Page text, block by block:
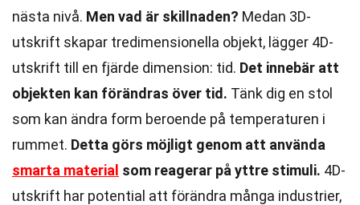
nästa nivå. Men vad är skillnaden? Medan 3D-
utskrift skapar tredimensionella objekt, lägger 4D-
utskrift till en fjärde dimension: tid. Det innebär att
objekten kan förändras över tid. Tänk dig en stol
som kan ändra form beroende på temperaturen i
rummet. Detta görs möjligt genom att använda
smarta material som reagerar på yttre stimuli. 4D-
utskrift har potential att förändra många industrier,